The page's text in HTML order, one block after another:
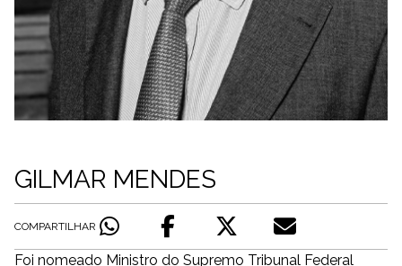
GILMAR MENDES
COMPARTILHAR
Foi nomeado Ministro do Supremo Tribunal Federal